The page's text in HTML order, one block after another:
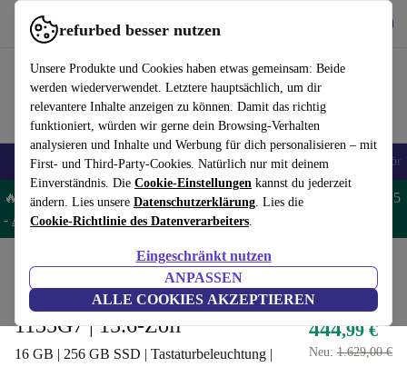
refurbed besser nutzen
Unsere Produkte und Cookies haben etwas gemeinsam: Beide
werden wiederverwendet. Letztere hauptsächlich, um dir
relevantere Inhalte anzeigen zu können. Damit das richtig
funktioniert, würden wir gerne dein Browsing-Verhalten
analysieren und Inhalte und Werbung für dich personalisieren – mit
First- und Third-Party-Cookies. Natürlich nur mit deinem
Einverständnis. Die Cookie-Einstellungen kannst du jederzeit
ändern. Lies unsere Datenschutzerklärung. Lies die
Cookie-Richtlinie des Datenverarbeiters.
Eingeschränkt nutzen
ANPASSEN
ALLE COOKIES AKZEPTIEREN
refurbed schnell und einfach nutzen
🎒 Back to school Handys Laptops Tablets Smartwatches Zubehör
🔥 Spare 5% EXTRA auf MacBooks und iPads – Code: MACPAD5
- AGB
Laptops Dell Laptops
Dell Precision 3560 | i5-
1135G7 | 15.6-Zoll
16 GB | 256 GB SSD | Tastaturbeleuchtung |
444,99 €
Neu: 1.629,00 €